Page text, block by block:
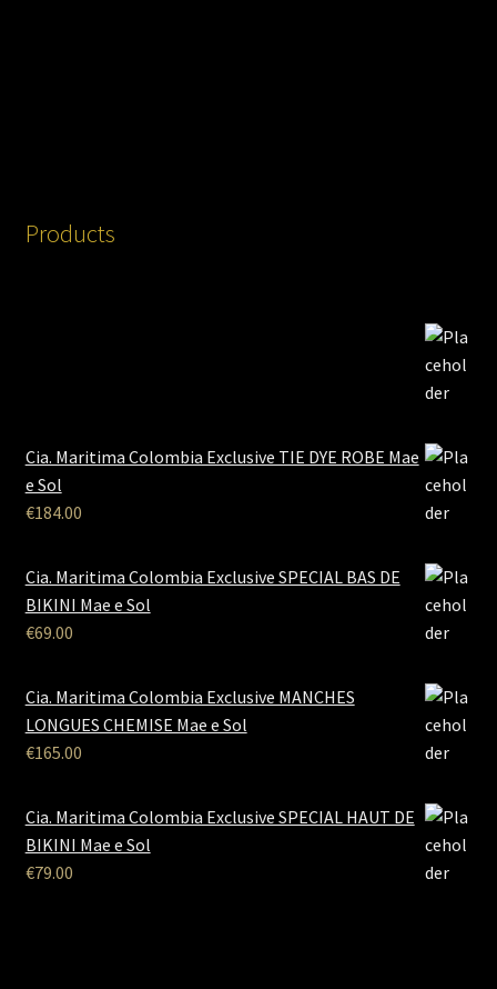
Products
Cia. Maritima Colombia Exclusive TIE DYE ROBE Mae
e Sol
€184.00
Cia. Maritima Colombia Exclusive SPECIAL BAS DE
BIKINI Mae e Sol
€69.00
Cia. Maritima Colombia Exclusive MANCHES
LONGUES CHEMISE Mae e Sol
€165.00
Cia. Maritima Colombia Exclusive SPECIAL HAUT DE
BIKINI Mae e Sol
€79.00